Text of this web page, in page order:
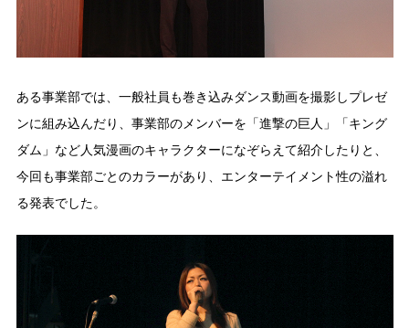
ある事業部では、一般社員も巻き込みダンス動画を撮影しプレゼ
ンに組み込んだり、事業部のメンバーを「進撃の巨人」「キング
ダム」など人気漫画のキャラクターになぞらえて紹介したりと、
今回も事業部ごとのカラーがあり、エンターテイメント性の溢れ
る発表でした。